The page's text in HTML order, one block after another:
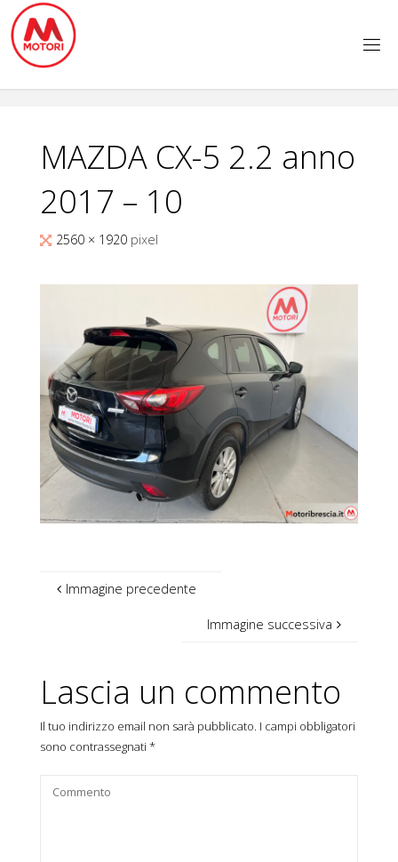
Salta
contenuto
MAZDA CX-5 2.2 anno
2017 – 10
Tutta2560 × 1920 pixel
Immagine precedente
Immagine successiva
Lascia un commento
Il tuo indirizzo email non sarà pubblicato. I campi obbligatori
sono contrassegnati *